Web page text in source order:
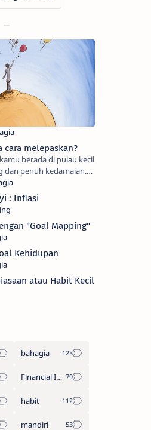
cara melepaskan?
berada di pulau kecil
dan penuh kedamaian.
kamu merasa baik
tentang peristiwa
: Inflasi
"Goal Mapping"
Kehidupan
atau Habit Kecil
bahagia
Financial Independent Retire Early
habit
mandiri